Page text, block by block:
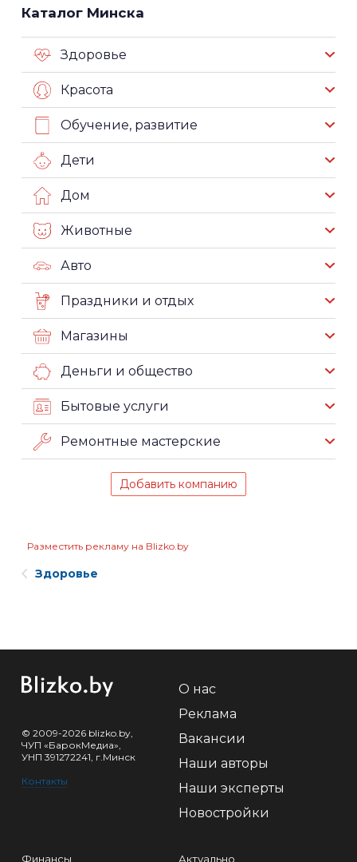
Каталог Минска
Здоровье
Красота
Обучение, развитие
Дети
Дом
Животные
Авто
Праздники и отдых
Магазины
Деньги и общество
Бытовые услуги
Ремонтные мастерские
Добавить компанию
Разместить рекламу на Blizko.by
Здоровье
© 2009-2026 blizko.by,
ЧУП «БарокМедиа»,
УНП 391272241, г.Минск
Контакты
О нас
Реклама
Вакансии
Наши авторы
Наши эксперты
Новостройки
Финансы Актуально